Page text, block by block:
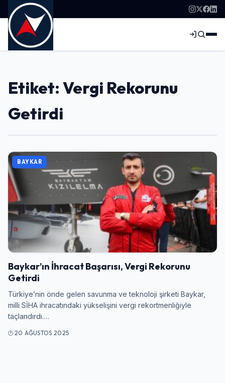
Etiket: Vergi Rekorunu
Getirdi
BAYKAR
Baykar’ın İhracat Başarısı, Vergi Rekorunu
Getirdi
Türkiye’nin önde gelen savunma ve teknoloji şirketi Baykar,
milli SİHA ihracatındaki yükselişini vergi rekortmenliğiyle
taçlandırdı.…
20 AĞUSTOS 2025
Giriş Yap
Kullanıcı Adı veya E-posta
Şifre